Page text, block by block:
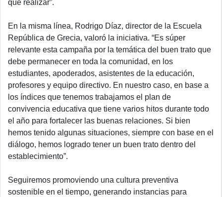
que realizar”.
En la misma línea, Rodrigo Díaz, director de la Escuela
República de Grecia, valoró la iniciativa. “Es súper
relevante esta campaña por la temática del buen trato que
debe permanecer en toda la comunidad, en los
estudiantes, apoderados, asistentes de la educación,
profesores y equipo directivo. En nuestro caso, en base a
los índices que tenemos trabajamos el plan de
convivencia educativa que tiene varios hitos durante todo
el año para fortalecer las buenas relaciones. Si bien
hemos tenido algunas situaciones, siempre con base en el
diálogo, hemos logrado tener un buen trato dentro del
establecimiento”.
Seguiremos promoviendo una cultura preventiva
sostenible en el tiempo, generando instancias para